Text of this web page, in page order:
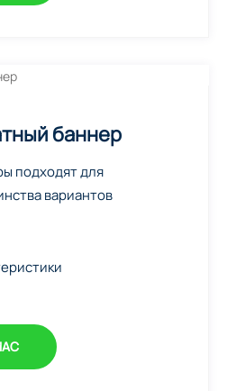
баннер
подходят для
вариантов